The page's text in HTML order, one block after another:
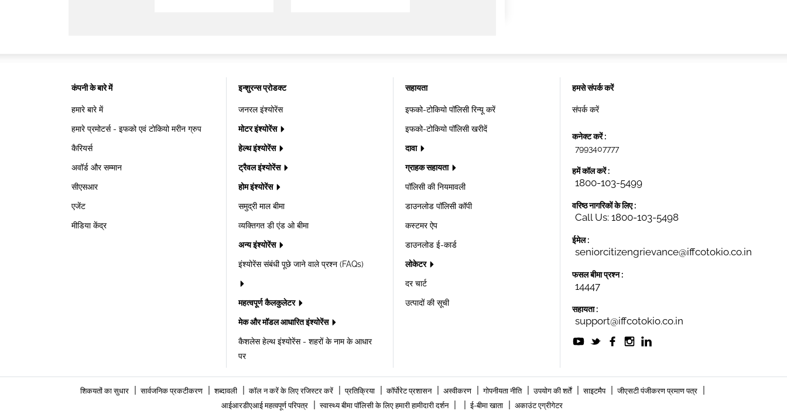
कंपनी के बारे में
हमारे बारे में
हमारे प्रमोटर्स - इफको एवं टोकियो मरीन ग्रुप
कैरियर्स
अवॉर्ड और सम्मान
सीएसआर
एजेंट
मीडिया केंद्र
इन्शुरन्स प्रोडक्ट
जनरल इंश्योरेंस
मोटर इंश्योरेंस
हेल्थ इंश्योरेंस
ट्रैवल इंश्योरेंस
होम इंश्योरेंस
समुद्री माल बीमा
व्यक्तिगत डी एंड ओ बीमा
अन्य इंश्योरेंस
इंश्योरेंस संबंधी पूछे जाने वाले प्रश्न (FAQs)
महत्वपूर्ण कैलकुलेटर
मेक और मॉडल आधारित इंश्योरेंस
कैशलेस हेल्थ इंश्योरेंस - शहरों के नाम के आधार
पर
सहायता
इफको-टोकियो पॉलिसी रिन्यू करें
इफको-टोकियो पॉलिसी खरीदें
दावा
ग्राहक सहायता
पॉलिसी की नियमावली
डाउनलोड पॉलिसी कॉपी
कस्टमर ऐप
डाउनलोड ई-कार्ड
लोकेटर
दर चार्ट
उत्पादों की सूची
हमसे संपर्क करें
संपर्क करें
कनेक्ट करें :
7993407777
हमें कॉल करें :
1800-103-5499
वरिष्ठ नागरिकों के लिए :
Call Us: 1800-103-5498
ईमेल :
seniorcitizengrievance@iffcotokio.co.in
फसल बीमा प्रश्न :
14447
सहायता :
support@iffcotokio.co.in
शिकयतों का सुधार सार्वजनिक प्रकटीकरण शब्दावली कॉल न करें के लिए रजिस्टर करें प्रतिक्रिया कॉर्पोरेट प्रशासन अस्वीकरण गोपनीयता नीति उपयोग की शर्तें साइटमैप जीएसटी पंजीकरण प्रमाण पत्र
आईआरडीएआई महत्वपूर्ण परिपत्र स्वास्थ्य बीमा पॉलिसी के लिए हमारी हामीदारी दर्शन ई-बीमा खाता अकाउंट एग्रीगेटर